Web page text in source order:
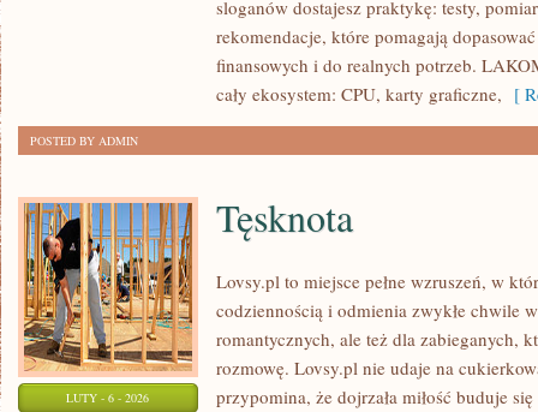
SPORT
HARDWARE
sloganów dostajesz praktykę: testy,
rekomendacje, które pomagają
finansowych i do realnych potrzeb.
cały ekosystem: CPU, karty graficzne, [
POSTED BY ADMIN
LUTY - 6 - 2026
Tęsknota
Lovsy.pl to miejsce pełne wzruszeń, w
codziennością i odmienia zwykłe chwile
romantycznych, ale też dla zabieganych,
rozmowę. Lovsy.pl nie udaje na
przypomina, że dojrzała miłość buduje